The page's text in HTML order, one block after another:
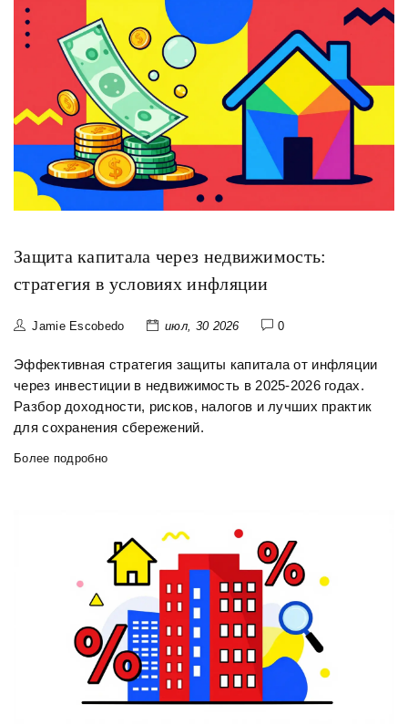
Защита капитала через недвижимость:
стратегия в условиях инфляции
Jamie Escobedo июл, 30 2026 0
Эффективная стратегия защиты капитала от инфляции
через инвестиции в недвижимость в 2025-2026 годах.
Разбор доходности, рисков, налогов и лучших практик
для сохранения сбережений.
Более подробно